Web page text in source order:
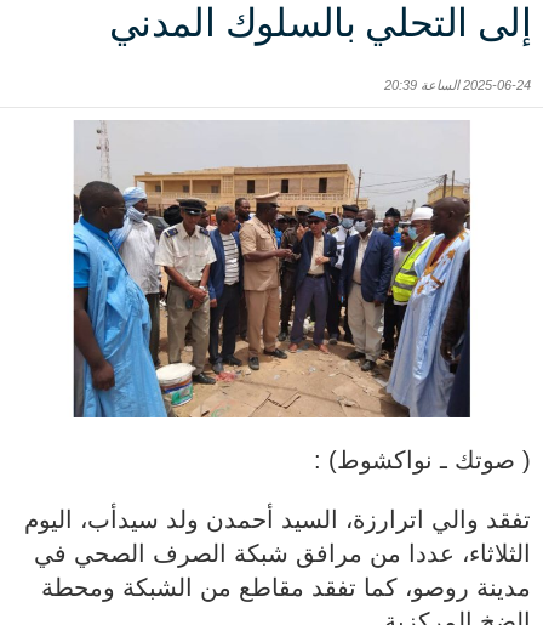
إلى التحلي بالسلوك المدني
2025-06-24 الساعة 20:39
( صوتك ـ نواكشوط) :
تفقد والي اترارزة، السيد أحمدن ولد سيدأب، اليوم
الثلاثاء، عددا من مرافق شبكة الصرف الصحي في
مدينة روصو، كما تفقد مقاطع من الشبكة ومحطة